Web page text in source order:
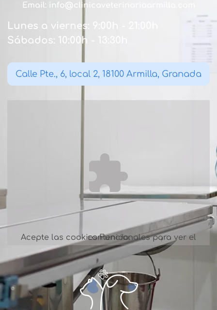
Email: info@clinicaveterinariaarmilla.com
Lunes a viernes: 9:00h - 21:00h
Sábados: 10:00h - 13:30h
Calle Pte., 6, local 2, 18100 Armilla, Granada
Acepte las cookiesFuncionales
para ver el contenido.